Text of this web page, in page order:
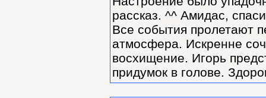
рассказ. ^^ Амидас,
Все события пролетают
атмосфера. Искренне
восхищение. Игорь
придумок в голове.